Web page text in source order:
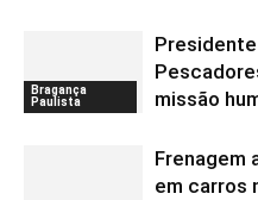
Bragança
Paulista
missão
Frenagem
em carros